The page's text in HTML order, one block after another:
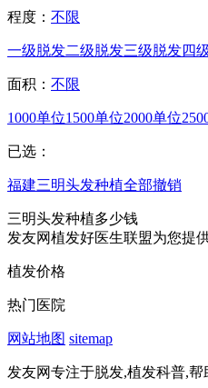
程度： 不限
一级脱发二级脱发三级脱发四
面积： 不限
1000单位1500单位2000单位
已选：
福建三明头发种植全部撤销
三明头发种植多少钱
发友网植发好医生联盟为您提
植发价格
热门医院
网站地图 sitemap
发友网专注于脱发,植发科普,